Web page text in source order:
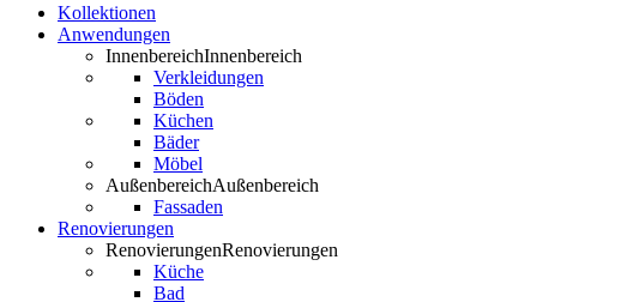
Search
Menü
Kollektionen
Anwendungen
InnenbereichInnenbereich
Verkleidungen
Böden
Küchen
Bäder
Möbel
AußenbereichAußenbereich
Fassaden
Renovierungen
RenovierungenRenovierungen
Küche
Bad